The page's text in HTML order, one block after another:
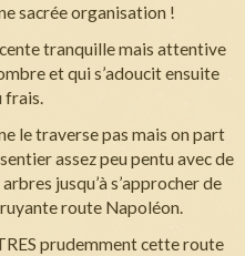
sacrée organisation !
tranquille mais attentive
et qui s’adoucit ensuite
frais.
le traverse pas mais on part
assez peu pentu avec de
jusqu’à s’approcher de
route Napoléon.
prudemment cette route